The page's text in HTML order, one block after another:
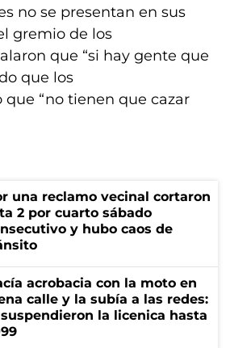
no se presentan en sus
gremio de los
que “si hay gente que
que los
que “no tienen que cazar
una reclamo vecinal cortaron
2 por cuarto sábado
y hubo caos de
acrobacia con la moto en
calle y la subía a las redes:
la licenica hasta